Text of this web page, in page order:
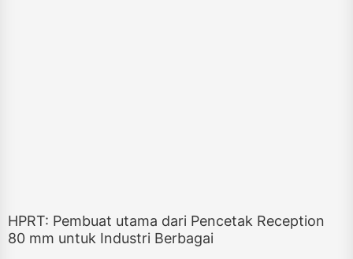
HPRT: Pembuat utama dari Pencetak Reception
80 mm untuk Industri Berbagai